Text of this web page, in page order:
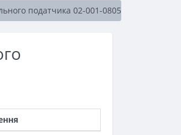
податчика 02-001-08052